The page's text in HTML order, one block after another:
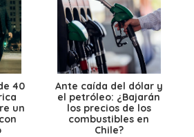
40
un
Ante caída del dólar y
el petróleo: ¿Bajarán
los precios de los
combustibles en
Chile?